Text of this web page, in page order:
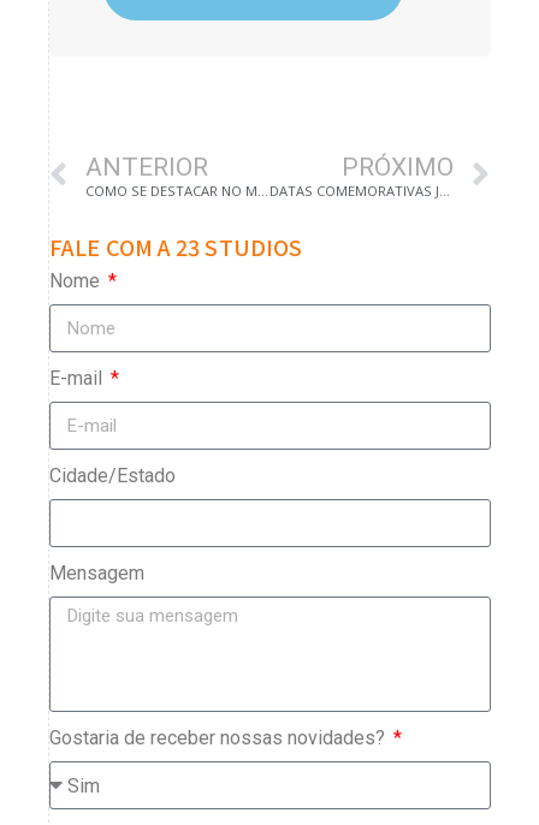
ANTERIOR
COMO SE DESTACAR NO MEIO DIGITAL
PRÓXIMO
DATAS COMEMORATIVAS JANEIRO
FALE COM A 23 STUDIOS
Nome
E-mail
Cidade/Estado
Mensagem
Gostaria de receber nossas novidades?